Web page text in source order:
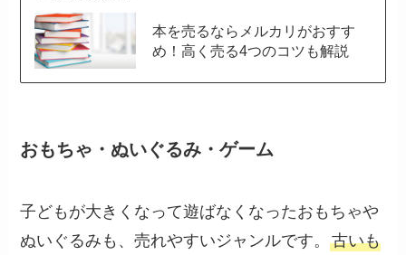
本を売るならメルカリがおすす
め！高く売る4つのコツも解説
おもちゃ・ぬいぐるみ・ゲーム
子どもが大きくなって遊ばなくなったおもちゃや
ぬいぐるみも、売れやすいジャンルです。古いも